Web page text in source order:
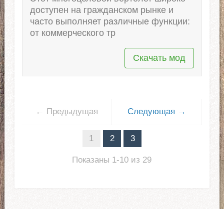
доступен на гражданском рынке и
часто выполняет различные функции:
от коммерческого тр
Скачать мод
← Предыдущая Следующая →
1 2 3
Показаны 1-10 из 29